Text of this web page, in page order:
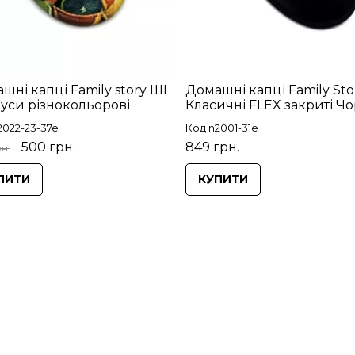
капці Family story ШІ
різнокольорові
23-37e
500 грн.
Домашні капці Family
Класичні FLEX закриті
Код n2001-31e
849 грн.
КУПИТИ